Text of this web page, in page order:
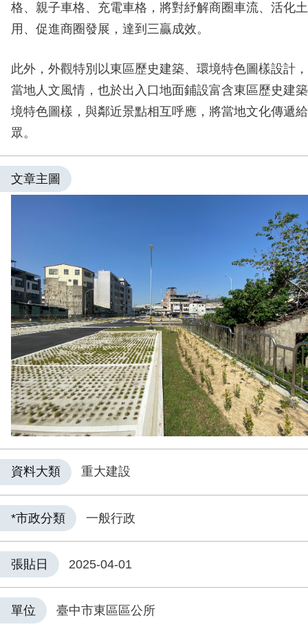
格、親子車格、充電車格，將對紓解商圈車流、活化
用、促進商圈發展，達到三贏成效。
此外，外觀特別以東區歷史建築、環境特色圖樣設計
當地人文風情，也於出入口地面鋪設富含東區歷史建
境特色圖樣，與鄰近景點相互呼應，將當地文化傳遞
眾。
文章主圖
資料大類 重大建設
*市政分類 一般行政
張貼日 2025-04-01
單位 臺中市東區區公所